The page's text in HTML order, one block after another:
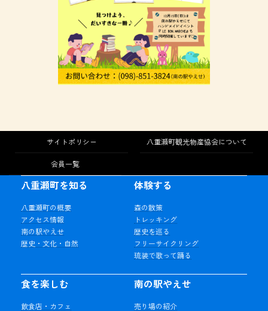
サイトポリシー 八重瀬町観光物産協会について
会員一覧
八重瀬町を知る
八重瀬町の概要
アクセス情報
南の駅やえせ
歴史・文化・自然
体験する
森の散策
トレッキング
歴史を巡る
フリーサイクリング
琉装で歌って踊る
食を楽しむ
飲食店・カフェ
南の駅やえせ
売り場の紹介